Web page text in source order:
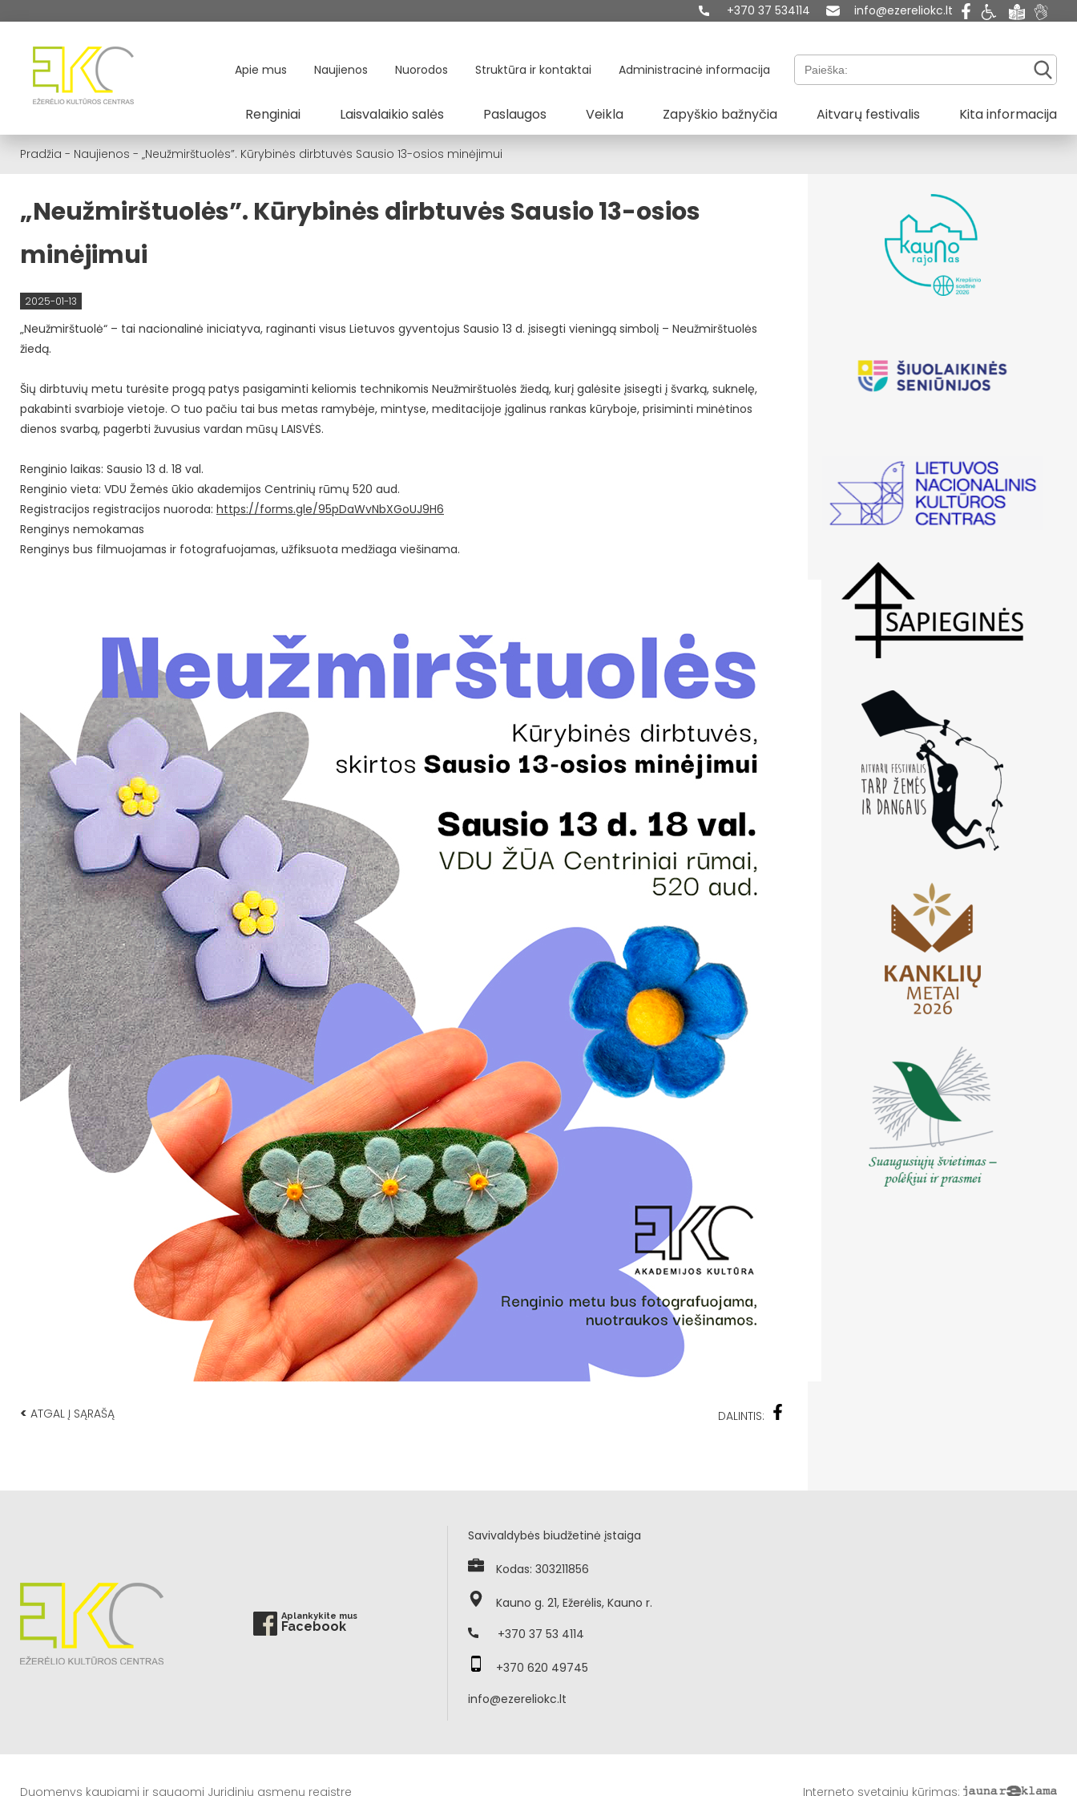
+370 37 534114 info@ezereliokc.lt
Apie mus Naujienos Nuorodos Struktūra ir kontaktai Administracinė informacija Paieška:
Renginiai Laisvalaikio salės Paslaugos Veikla Zapyškio bažnyčia Aitvarų festivalis Kita informacija
Pradžia - Naujienos - „Neužmirštuolės”. Kūrybinės dirbtuvės Sausio 13-osios minėjimui
„Neužmirštuolės”. Kūrybinės dirbtuvės Sausio 13-osios
minėjimui
2025-01-13
„Neužmirštuolė“ – tai nacionalinė iniciatyva, raginanti visus Lietuvos gyventojus Sausio 13 d. įsisegti vieningą simbolį – Neužmirštuolės
žiedą.
Šių dirbtuvių metu turėsite progą patys pasigaminti keliomis technikomis Neužmirštuolės žiedą, kurį galėsite įsisegti į švarką, suknelę,
pakabinti svarbioje vietoje. O tuo pačiu tai bus metas ramybėje, mintyse, meditacijoje įgalinus rankas kūryboje, prisiminti minėtinos
dienos svarbą, pagerbti žuvusius vardan mūsų LAISVĖS.
Renginio laikas: Sausio 13 d. 18 val.
Renginio vieta: VDU Žemės ūkio akademijos Centrinių rūmų 520 aud.
Registracijos registracijos nuoroda: https://forms.gle/95pDaWvNbXGoUJ9H6
Renginys nemokamas
Renginys bus filmuojamas ir fotografuojamas, užfiksuota medžiaga viešinama.
< ATGAL Į SĄRAŠĄ DALINTIS:
Aplankykite mus
Facebook
Savivaldybės biudžetinė įstaiga
Kodas: 303211856
Kauno g. 21, Ežerėlis, Kauno r.
+370 37 53 4114
+370 620 49745
info@ezereliokc.lt
Duomenys kaupiami ir saugomi Juridinių asmenų registre Interneto svetainių kūrimas: